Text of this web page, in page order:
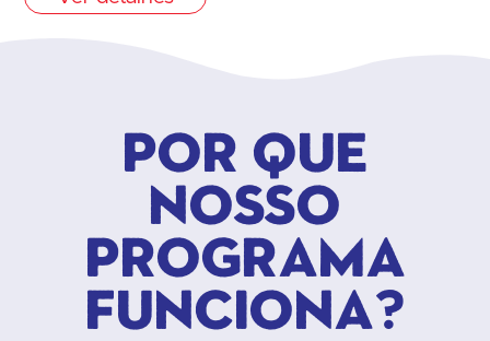
Por que
nosso
programa
funciona?